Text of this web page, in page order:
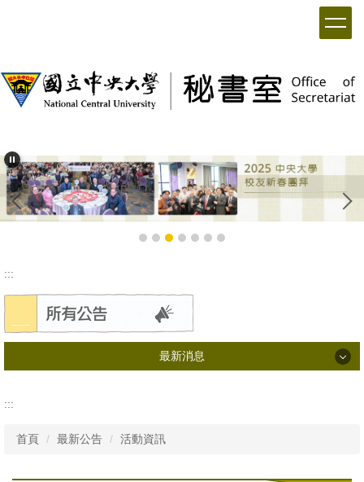
:::
最新消息
:::
首頁 最新公告 活動資訊